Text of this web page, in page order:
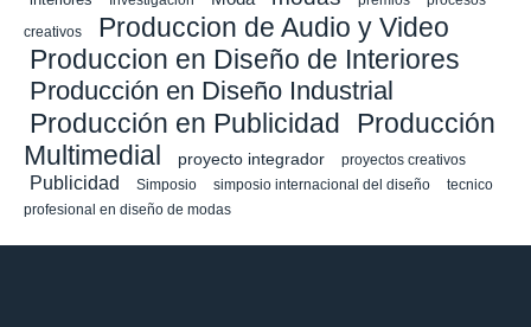
creativos Produccion de Audio y Video
Produccion en Diseño de Interiores
Producción en Diseño Industrial
Producción en Publicidad
Producción
Multimedial
proyecto integrador proyectos creativos
Publicidad Simposio simposio internacional del diseño
tecnico
profesional en diseño de modas